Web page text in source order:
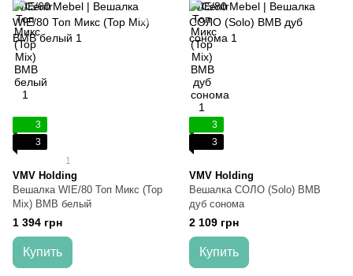
3
3
1
VMV Holding
Вешалка WIE/80 Топ Микс (Top
Mix) ВМВ белый
1 394 грн
Купить
3
3
VMV Holding
Вешалка СОЛО (Solo) ВМВ
дуб сонома
2 109 грн
Купить